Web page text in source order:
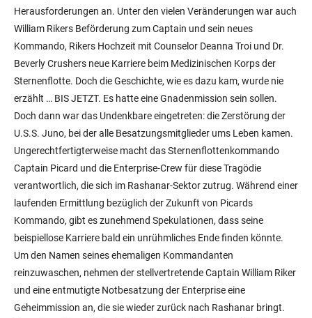
Herausforderungen an. Unter den vielen Veränderungen war auch
William Rikers Beförderung zum Captain und sein neues
Kommando, Rikers Hochzeit mit Counselor Deanna Troi und Dr.
Beverly Crushers neue Karriere beim Medizinischen Korps der
Sternenflotte. Doch die Geschichte, wie es dazu kam, wurde nie
erzählt … BIS JETZT. Es hatte eine Gnadenmission sein sollen.
Doch dann war das Undenkbare eingetreten: die Zerstörung der
U.S.S. Juno, bei der alle Besatzungsmitglieder ums Leben kamen.
Ungerechtfertigterweise macht das Sternenflottenkommando
Captain Picard und die Enterprise-Crew für diese Tragödie
verantwortlich, die sich im Rashanar-Sektor zutrug. Während einer
laufenden Ermittlung bezüglich der Zukunft von Picards
Kommando, gibt es zunehmend Spekulationen, dass seine
beispiellose Karriere bald ein unrühmliches Ende finden könnte.
Um den Namen seines ehemaligen Kommandanten
reinzuwaschen, nehmen der stellvertretende Captain William Riker
und eine entmutigte Notbesatzung der Enterprise eine
Geheimmission an, die sie wieder zurück nach Rashanar bringt.